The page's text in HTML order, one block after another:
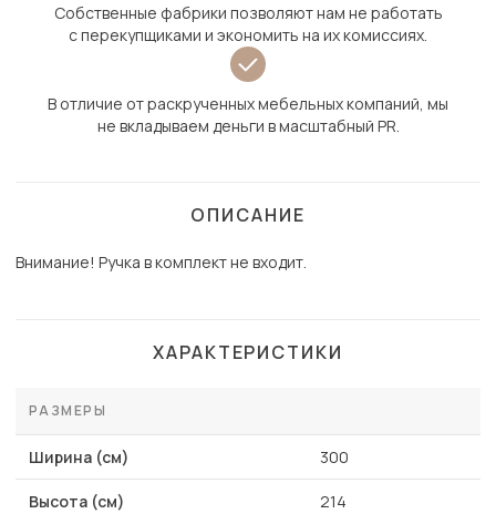
Собственные фабрики позволяют нам не работать
с перекупщиками и экономить на их комиссиях.
В отличие от раскрученных мебельных компаний, мы
не вкладываем деньги в масштабный PR.
ОПИСАНИЕ
Внимание! Ручка в комплект не входит.
ХАРАКТЕРИСТИКИ
РАЗМЕРЫ
Ширина (см) 300
Высота (см) 214